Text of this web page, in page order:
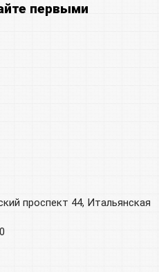
первыми
проспект 44, Итальянская